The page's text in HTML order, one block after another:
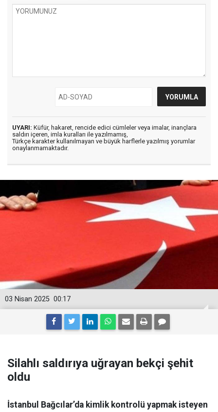
UYARI: Küfür, hakaret, rencide edici cümleler veya imalar, inançlara
saldırı içeren, imla kuralları ile yazılmamış,
Türkçe karakter kullanılmayan ve büyük harflerle yazılmış yorumlar
onaylanmamaktadır.
00:17
03 Nisan 2025
Silahlı saldırıya uğrayan bekçi şehit
oldu
İstanbul Bağcılar’da kimlik kontrolü yapmak isteyen